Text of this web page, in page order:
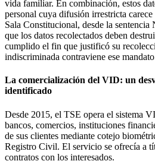
vida familiar. En combinación, estos
personal cuya difusión irrestricta
Sala Constitucional, desde la sentencia
que los datos recolectados deben
cumplido el fin que justificó su
indiscriminada contraviene ese
La comercialización del VID: un
identificado
Desde 2015, el TSE opera el sistema
bancos, comercios, instituciones
de sus clientes mediante cotejo
Registro Civil. El servicio se ofrecía a
contratos con los interesados.